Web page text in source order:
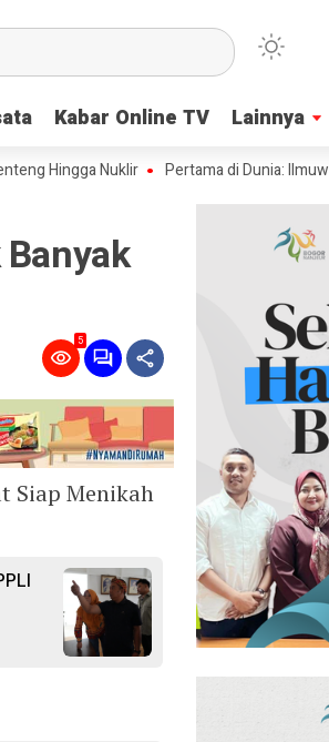
Kabar Online TV Lainnya
Kabar Online TV Lainnya
Nuklir Pertama di Dunia: Ilmuwan
5
Siap Menikah